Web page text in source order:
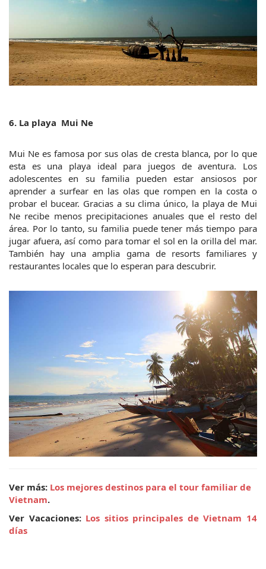
6. La playa  Mui Ne
Mui Ne es famosa por sus olas de cresta blanca, por lo que
esta es una playa ideal para juegos de aventura. Los
adolescentes en su familia pueden estar ansiosos por
aprender a surfear en las olas que rompen en la costa o
probar el bucear. Gracias a su clima único, la playa de Mui
Ne recibe menos precipitaciones anuales que el resto del
área. Por lo tanto, su familia puede tener más tiempo para
jugar afuera, así como para tomar el sol en la orilla del mar.
También hay una amplia gama de resorts familiares y
restaurantes locales que lo esperan para descubrir.
Ver más: Los mejores destinos para el tour familiar de
Vietnam.
Ver Vacaciones: Los sitios principales de Vietnam 14
días